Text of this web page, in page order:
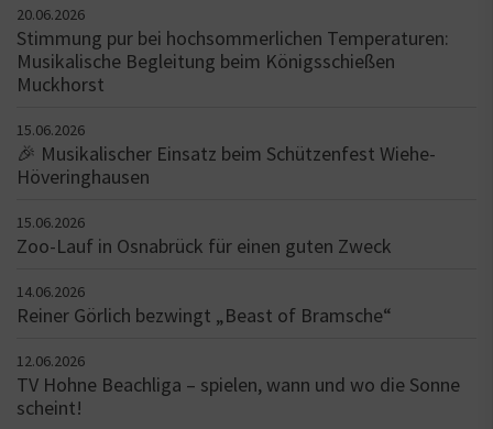
20.06.2026
Stimmung pur bei hochsommerlichen Temperaturen:
Musikalische Begleitung beim Königsschießen
Muckhorst
15.06.2026
🎉 Musikalischer Einsatz beim Schützenfest Wiehe-
Höveringhausen
15.06.2026
Zoo-Lauf in Osnabrück für einen guten Zweck
14.06.2026
Reiner Görlich bezwingt „Beast of Bramsche“
12.06.2026
TV Hohne Beachliga – spielen, wann und wo die Sonne
scheint!